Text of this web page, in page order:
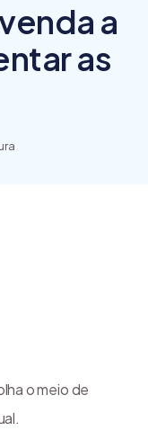
a
as
o meio de